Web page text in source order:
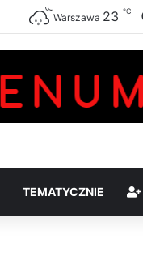
Warszawa 23 ℃
TEMATYCZNIE